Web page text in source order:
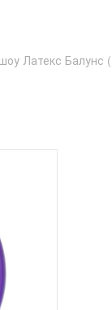
Латекс Балунс